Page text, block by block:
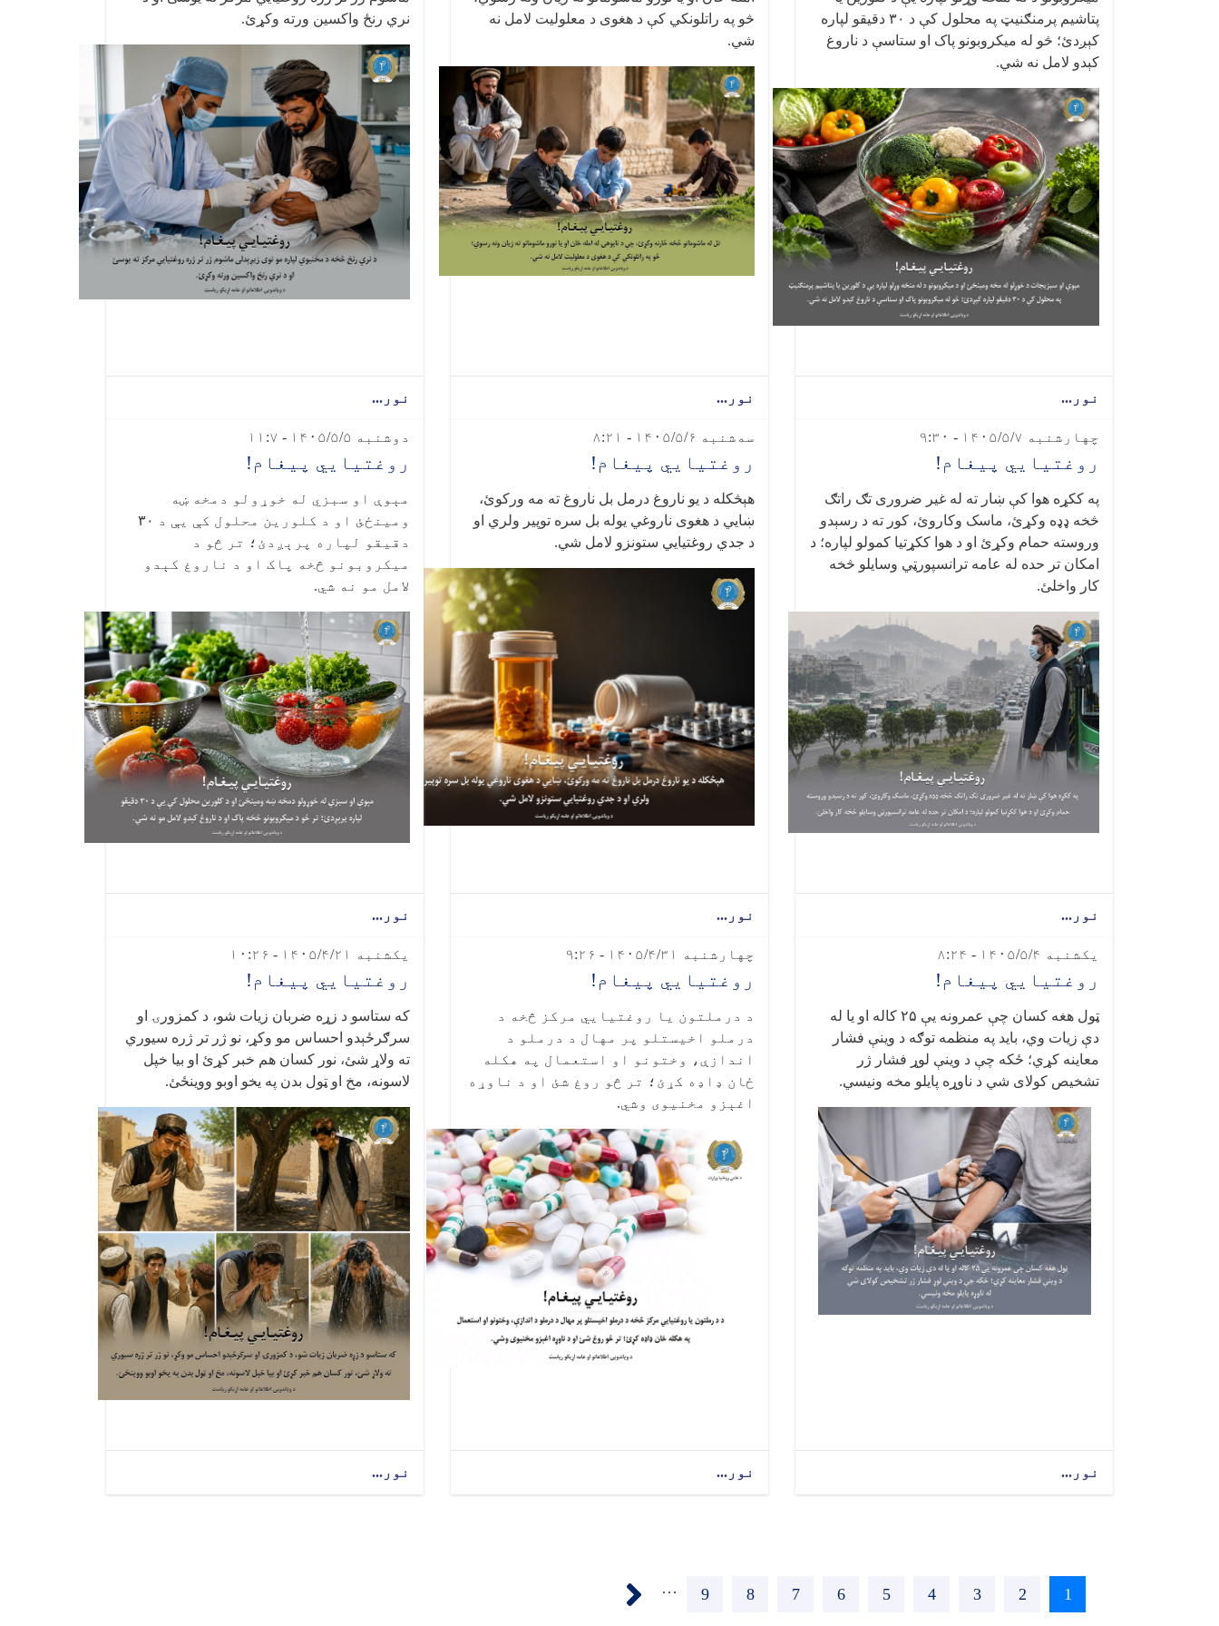
پتاشیم پرمنګنیټ په محلول کې د ۳۰ دقیقو لپاره
کېږدئ؛ څو له میکروبونو پاک او ستاسې د ناروغ
کېدو لامل نه شي.
نور...
څو په راتلونکي کې د هغوی د معلولیت لامل نه
شي.
نور...
نري رنځ واکسین ورته وکړئ.
نور...
چهارشنبه ۱۴۰۵/۵/۷ - ۹:۳۰
روغتيايي پيغام!
په ککړه هوا کې ښار ته له غیر ضروری تګ راتګ
څخه ډډه وکړئ، ماسک وکاروئ، کور ته د رسېدو
وروسته حمام وکړئ او د هوا ککړتیا کمولو لپاره؛ د
امکان تر حده له عامه ترانسپورټي وسایلو څخه
کار واخلئ.
نور...
سه‌شنبه ۱۴۰۵/۵/۶ - ۸:۲۱
روغتيايي پيغام!
هېڅکله د یو ناروغ درمل بل ناروغ ته مه ورکوئ،
ښایي د هغوی ناروغي یوله بل سره توپير ولري او
د جدي روغتیايي ستونزو لامل شي.
نور...
دوشنبه ۱۴۰۵/۵/۵ - ۱۱:۷
روغتيايي پيغام!
مېوې او سبزي له خوړولو دمخه ښه
ومینځئ او د کلورین محلول کې یې د ۳۰
دقیقو لپاره پرېږدئ؛ تر څو د
میکروبونو څخه پاک او د ناروغ کېدو
لامل مو نه شي.
نور...
یکشنبه ۱۴۰۵/۵/۴ - ۸:۲۴
روغتیايي پیغام!
ټول هغه کسان چې عمرونه یې ۲۵ کاله او یا له
دې زیات وي، باید په منظمه توګه د وینې فشار
معاینه کړي؛ ځکه چې د وینې لوړ فشار ژر
تشخیص کولای شي د ناوړه پایلو مخه ونیسي.
نور...
چهارشنبه ۱۴۰۵/۴/۳۱ - ۹:۲۶
روغتیايي پیغام!
د درملتون یا روغتیايي مرکز څخه د
درملو اخیستلو پر مهال د درملو د
اندازې، وختونو او استعمال په هکله
ځان ډاډه کړئ؛ تر څو روغ شئ او د ناوړه
اغېزو مخنیوی وشي.
نور...
یکشنبه ۱۴۰۵/۴/۲۱ - ۱۰:۲۶
روغتیايي پیغام!
که ستاسو د زړه ضربان زیات شو، د کمزورۍ او
سرګرځېدو احساس مو وکړ، نو ژر تر ژره سیوري
ته ولاړ شئ، نور کسان هم خبر کړئ او بيا خپل
لاسونه، مخ او ټول بدن په یخو اوبو ووینځئ.
نور...
اوسنی
1 پاڼه
2 پاڼه
3 پاڼه
4 پاڼه
5 پاڼه
6 پاڼه
7 پاڼه
8 پاڼه
9
…